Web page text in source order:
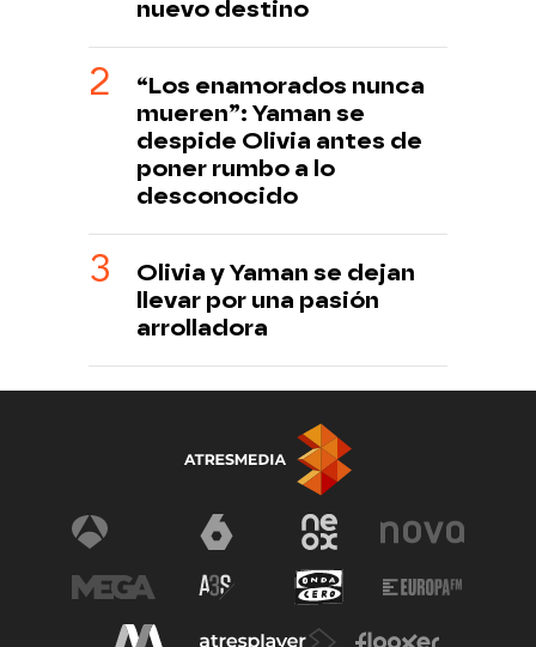
nuevo destino
“Los enamorados nunca
mueren”: Yaman se
despide Olivia antes de
poner rumbo a lo
desconocido
Olivia y Yaman se dejan
llevar por una pasión
arrolladora